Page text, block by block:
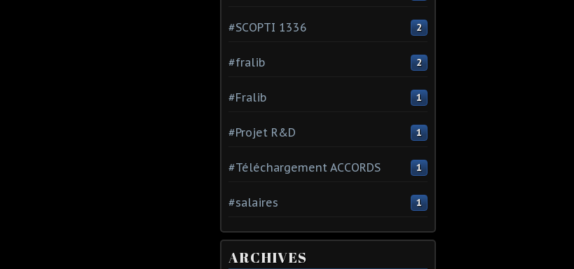
#SCOPTI 1336 2
#fralib 2
#Fralib 1
#Projet R&D 1
#Téléchargement ACCORDS 1
#salaires 1
ARCHIVES